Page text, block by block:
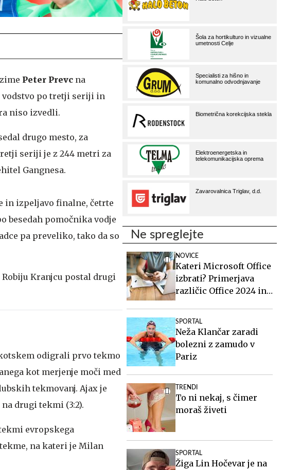
Peter Prevc na
vodstvo po tretji seriji in
niso izvedli.
drugo mesto, za
seriji je z 244 metri za
Gangnesa.
in izpeljavo finalne, četrte
besedah pomočnika vodje
pa preveliko, tako da so
Kranjcu postal drugi
odigrali prvo tekmo
kot merjenje moči med
tekmovanj. Ajax je
drugi tekmi (3:2).
evropskega
na kateri je Milan
Ne spreglejte
NOVICE
Kateri Microsoft Office
izbrati? Primerjava
različic Office 2024 in
SPORTAL
Neža Klančar zaradi
bolezni z zamudo v
Pariz
TRENDI
To ni nekaj, s čimer
moraš živeti
SPORTAL
Žiga Lin Hočevar je na